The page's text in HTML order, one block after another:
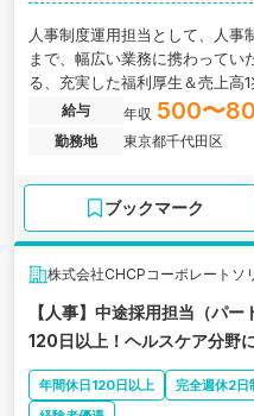
人事制度運用担当として、人
まで、幅広い業務に携わってい
る、充実した福利厚生＆売上高
すプライム上場企業の求人です
給与 年収 500〜
勤務地
東京都千代田区
ブックマーク
株式会社CHCPコーポレートソ
【人事】中途採用担当（パ
120日以上！ヘルスケア分野
年間休日120日以上 完全週休2日